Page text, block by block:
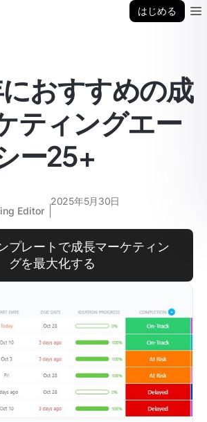
はじめる
おすすめの成
ティングエー
ー25+
Editor
2025年5月30日
プレートで成長マーケティン
グを最大化する